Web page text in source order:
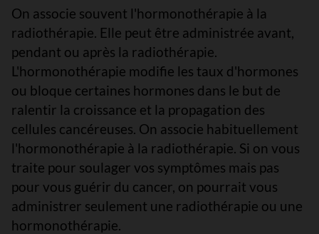
On associe souvent l'hormonothérapie à la
radiothérapie. Elle peut être administrée avant,
pendant ou après la radiothérapie.
L'hormonothérapie modifie les taux d'hormones
ou bloque certaines hormones dans le but de
ralentir la croissance et la propagation des
cellules cancéreuses. On associe habituellement
l'hormonothérapie à la radiothérapie. Si on vous
traite pour soulager vos symptômes mais pas
pour vous guérir du cancer, on pourrait vous
administrer seulement une radiothérapie ou une
hormonothérapie.